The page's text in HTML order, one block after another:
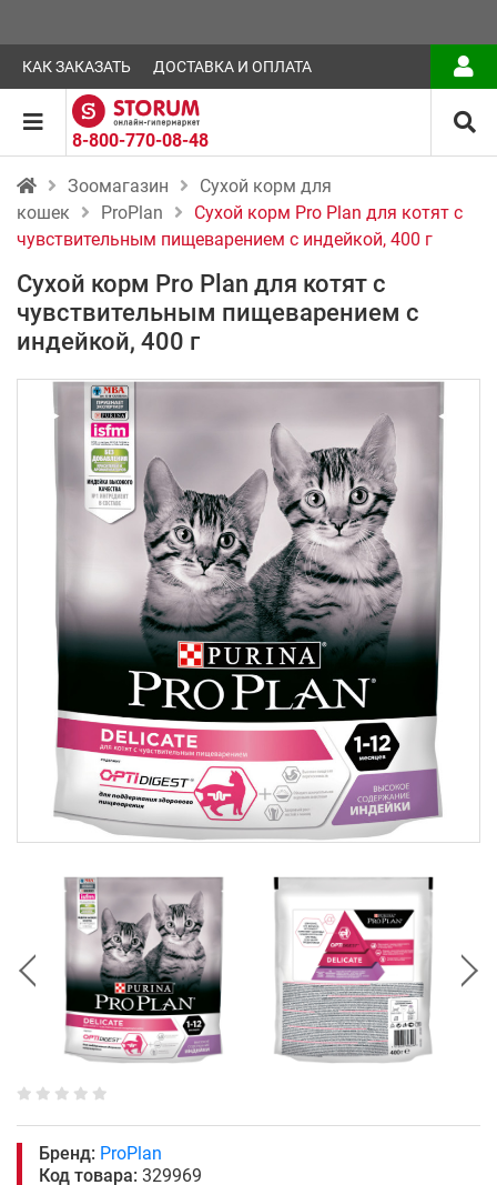
КАК ЗАКАЗАТЬ ДОСТАВКА И ОПЛАТА
8-800-770-08-48
Зоомагазин
Сухой корм для
кошек
ProPlan
Сухой корм Pro Plan для котят с
чувствительным пищеварением с индейкой, 400 г
Сухой корм Pro Plan для котят с
чувствительным пищеварением с
индейкой, 400 г
Бренд: ProPlan
Код товара: 329969